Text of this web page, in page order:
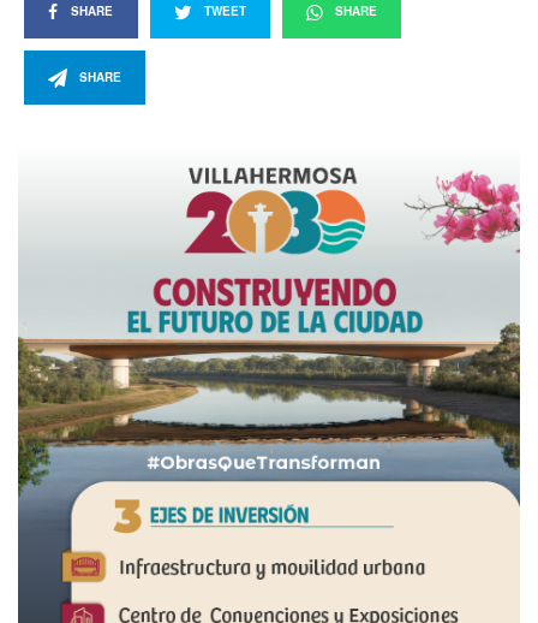
SHARE TWEET SHARE
SHARE